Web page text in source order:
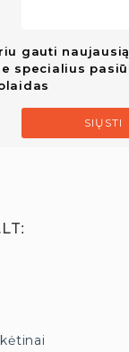
gauti
specialius
SIŲSTI
: